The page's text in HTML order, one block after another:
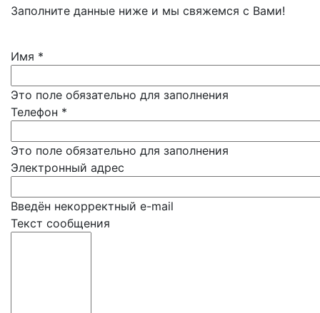
Заполните данные ниже и мы свяжемся с Вами!
Имя *
Это поле обязательно для заполнения
Телефон *
Это поле обязательно для заполнения
Электронный адрес
Введён некорректный e-mail
Текст сообщения